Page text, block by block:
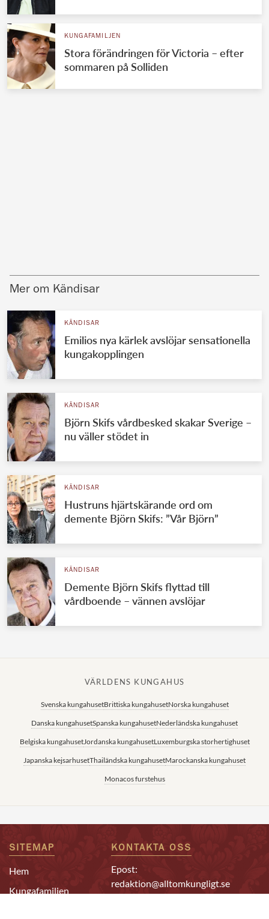
KUNGAFAMILJEN
Stora förändringen för Victoria – efter
sommaren på Solliden
Mer om Kändisar
KÄNDISAR
Emilios nya kärlek avslöjar sensationella
kungakopplingen
KÄNDISAR
Björn Skifs vårdbesked skakar Sverige –
nu väller stödet in
KÄNDISAR
Hustruns hjärtskärande ord om
demente Björn Skifs: ”Vår Björn”
KÄNDISAR
Demente Björn Skifs flyttad till
vårdboende – vännen avslöjar
VÄRLDENS KUNGAHUS
Svenska kungahusetBrittiska kungahusetNorska kungahuset
Danska kungahusetSpanska kungahusetNederländska kungahuset
Belgiska kungahusetJordanska kungahusetLuxemburgska storhertighuset
Japanska kejsarhusetThailändska kungahusetMarockanska kungahuset
Monacos furstehus
SITEMAP
Hem
Kungafamiljen
KONTAKTA OSS
Epost:
redaktion@alltomkungligt.se